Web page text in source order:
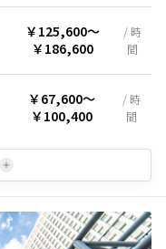
￥125,600〜
￥186,600
/ 時
間
￥67,600〜
￥100,400
/ 時
間